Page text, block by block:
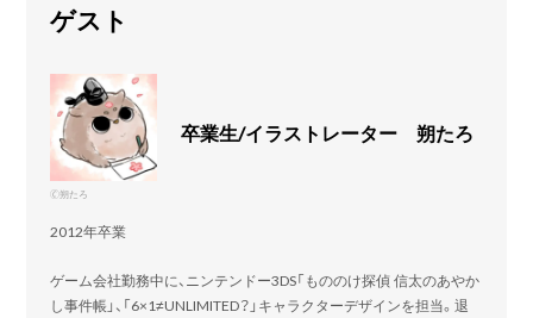
ゲスト
🄫朔たろ
卒業生/イラストレーター 朔たろ
2012年卒業
ゲーム会社勤務中に、ニンテンドー3DS「もののけ探偵 信太のあやか
し事件帳」、「6×1≠UNLIMITED？」キャラクターデザインを担当。退